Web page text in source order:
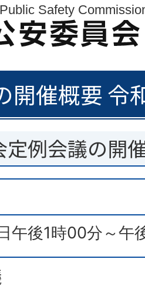
Safety
開催概要 令
定例会議の開
午後1時00分～午